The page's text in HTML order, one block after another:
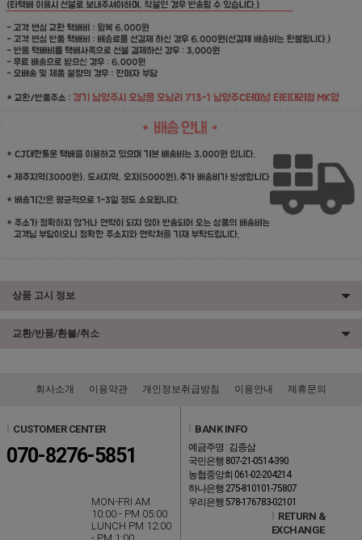
상품 고시 정보
교환/반품/환불/취소
회사소개 이용약관 개인정보취급방침 이용안내 제휴문의
CUSTOMER CENTER
070-8276-5851
MON-FRI AM
10:00 - PM 05:00
LUNCH PM 12:00
BANK INFO
예금주명 : 김종삼
국민은행 807-21-0514-390
농협중앙회 061-02-204214
하나은행 275-810101-75807
우리은행 578-176783-02101
RETURN &
EXCHANGE